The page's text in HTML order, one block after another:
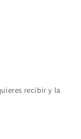
recibir y la